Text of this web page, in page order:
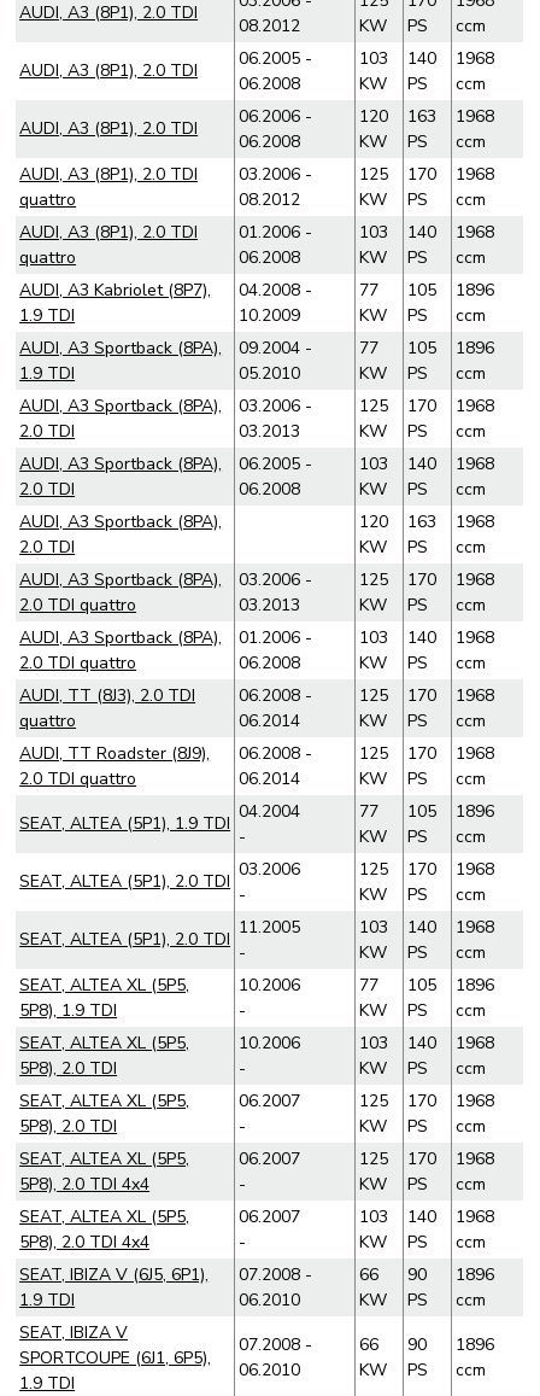
AUDI, A3 (8P1), 2.0 TDI
08.2012
KW
PS
ccm
AUDI, A3 (8P1), 2.0 TDI
06.2005 -
06.2008
103
KW
140
PS
1968
ccm
AUDI, A3 (8P1), 2.0 TDI
06.2006 -
06.2008
120
KW
163
PS
1968
ccm
AUDI, A3 (8P1), 2.0 TDI
quattro
03.2006 -
08.2012
125
KW
170
PS
1968
ccm
AUDI, A3 (8P1), 2.0 TDI
quattro
01.2006 -
06.2008
103
KW
140
PS
1968
ccm
AUDI, A3 Kabriolet (8P7),
1.9 TDI
04.2008 -
10.2009
77
KW
105
PS
1896
ccm
AUDI, A3 Sportback (8PA),
1.9 TDI
09.2004 -
05.2010
77
KW
105
PS
1896
ccm
AUDI, A3 Sportback (8PA),
2.0 TDI
03.2006 -
03.2013
125
KW
170
PS
1968
ccm
AUDI, A3 Sportback (8PA),
2.0 TDI
06.2005 -
06.2008
103
KW
140
PS
1968
ccm
AUDI, A3 Sportback (8PA),
2.0 TDI
120
KW
163
PS
1968
ccm
AUDI, A3 Sportback (8PA),
2.0 TDI quattro
03.2006 -
03.2013
125
KW
170
PS
1968
ccm
AUDI, A3 Sportback (8PA),
2.0 TDI quattro
01.2006 -
06.2008
103
KW
140
PS
1968
ccm
AUDI, TT (8J3), 2.0 TDI
quattro
06.2008 -
06.2014
125
KW
170
PS
1968
ccm
AUDI, TT Roadster (8J9),
2.0 TDI quattro
06.2008 -
06.2014
125
KW
170
PS
1968
ccm
SEAT, ALTEA (5P1), 1.9 TDI
04.2004
-
77
KW
105
PS
1896
ccm
SEAT, ALTEA (5P1), 2.0 TDI
03.2006
-
125
KW
170
PS
1968
ccm
SEAT, ALTEA (5P1), 2.0 TDI
11.2005
-
103
KW
140
PS
1968
ccm
SEAT, ALTEA XL (5P5,
5P8), 1.9 TDI
10.2006
-
77
KW
105
PS
1896
ccm
SEAT, ALTEA XL (5P5,
5P8), 2.0 TDI
10.2006
-
103
KW
140
PS
1968
ccm
SEAT, ALTEA XL (5P5,
5P8), 2.0 TDI
06.2007
-
125
KW
170
PS
1968
ccm
SEAT, ALTEA XL (5P5,
5P8), 2.0 TDI 4x4
06.2007
-
125
KW
170
PS
1968
ccm
SEAT, ALTEA XL (5P5,
5P8), 2.0 TDI 4x4
06.2007
-
103
KW
140
PS
1968
ccm
SEAT, IBIZA V (6J5, 6P1),
1.9 TDI
07.2008 -
06.2010
66
KW
90
PS
1896
ccm
SEAT, IBIZA V
SPORTCOUPE (6J1, 6P5),
1.9 TDI
07.2008 -
06.2010
66
KW
90
PS
1896
ccm